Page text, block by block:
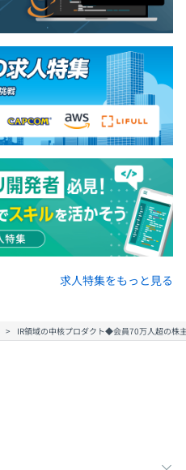
求人特集をもっと見る
IR領域の中核プロダクト◆会員70万人超の株